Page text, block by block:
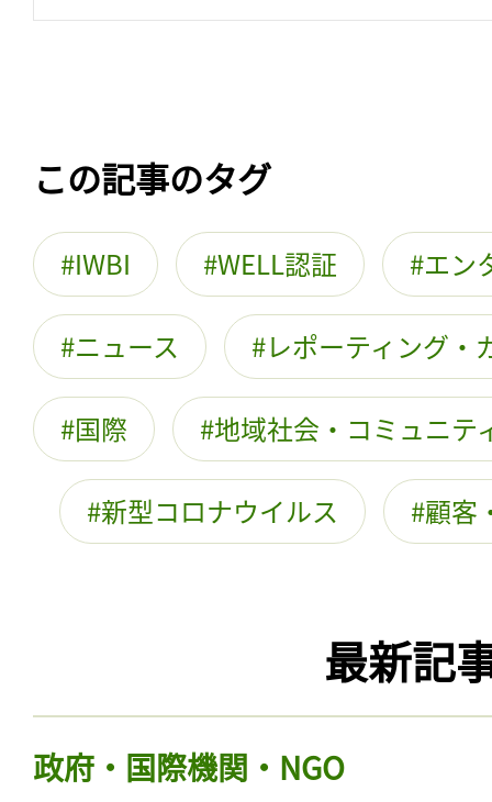
この記事のタグ
IWBI WELL認証 エン
ニュース レポーティング・
国際 地域社会・コミュニテ
新型コロナウイルス 顧客
最新記
政府・国際機関・NGO